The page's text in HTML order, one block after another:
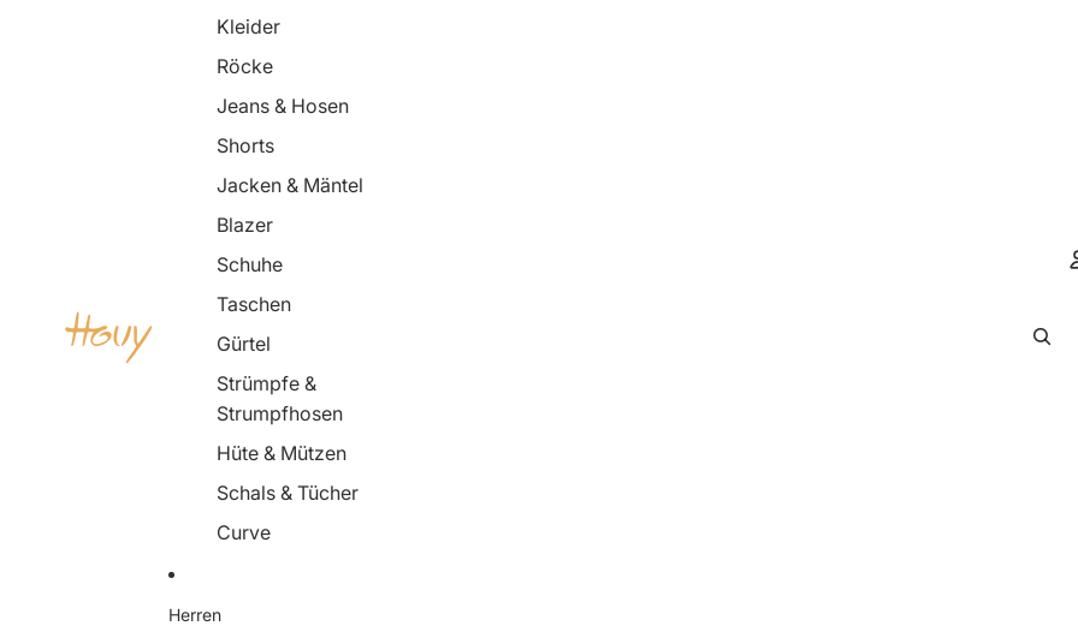
Kleider
Röcke
Jeans & Hosen
Shorts
Jacken & Mäntel
Blazer
Schuhe
Taschen
Gürtel
Strümpfe &
Strumpfhosen
Hüte & Mützen
Schals & Tücher
Curve
Herren